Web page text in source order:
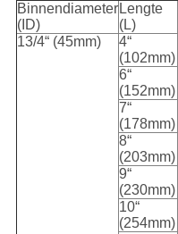
Binnendiameter
(ID)
Lengte
(L)
13/4“ (45mm)
4“
(102mm)
6“
(152mm)
7“
(178mm)
8“
(203mm)
9“
(230mm)
10“
(254mm)